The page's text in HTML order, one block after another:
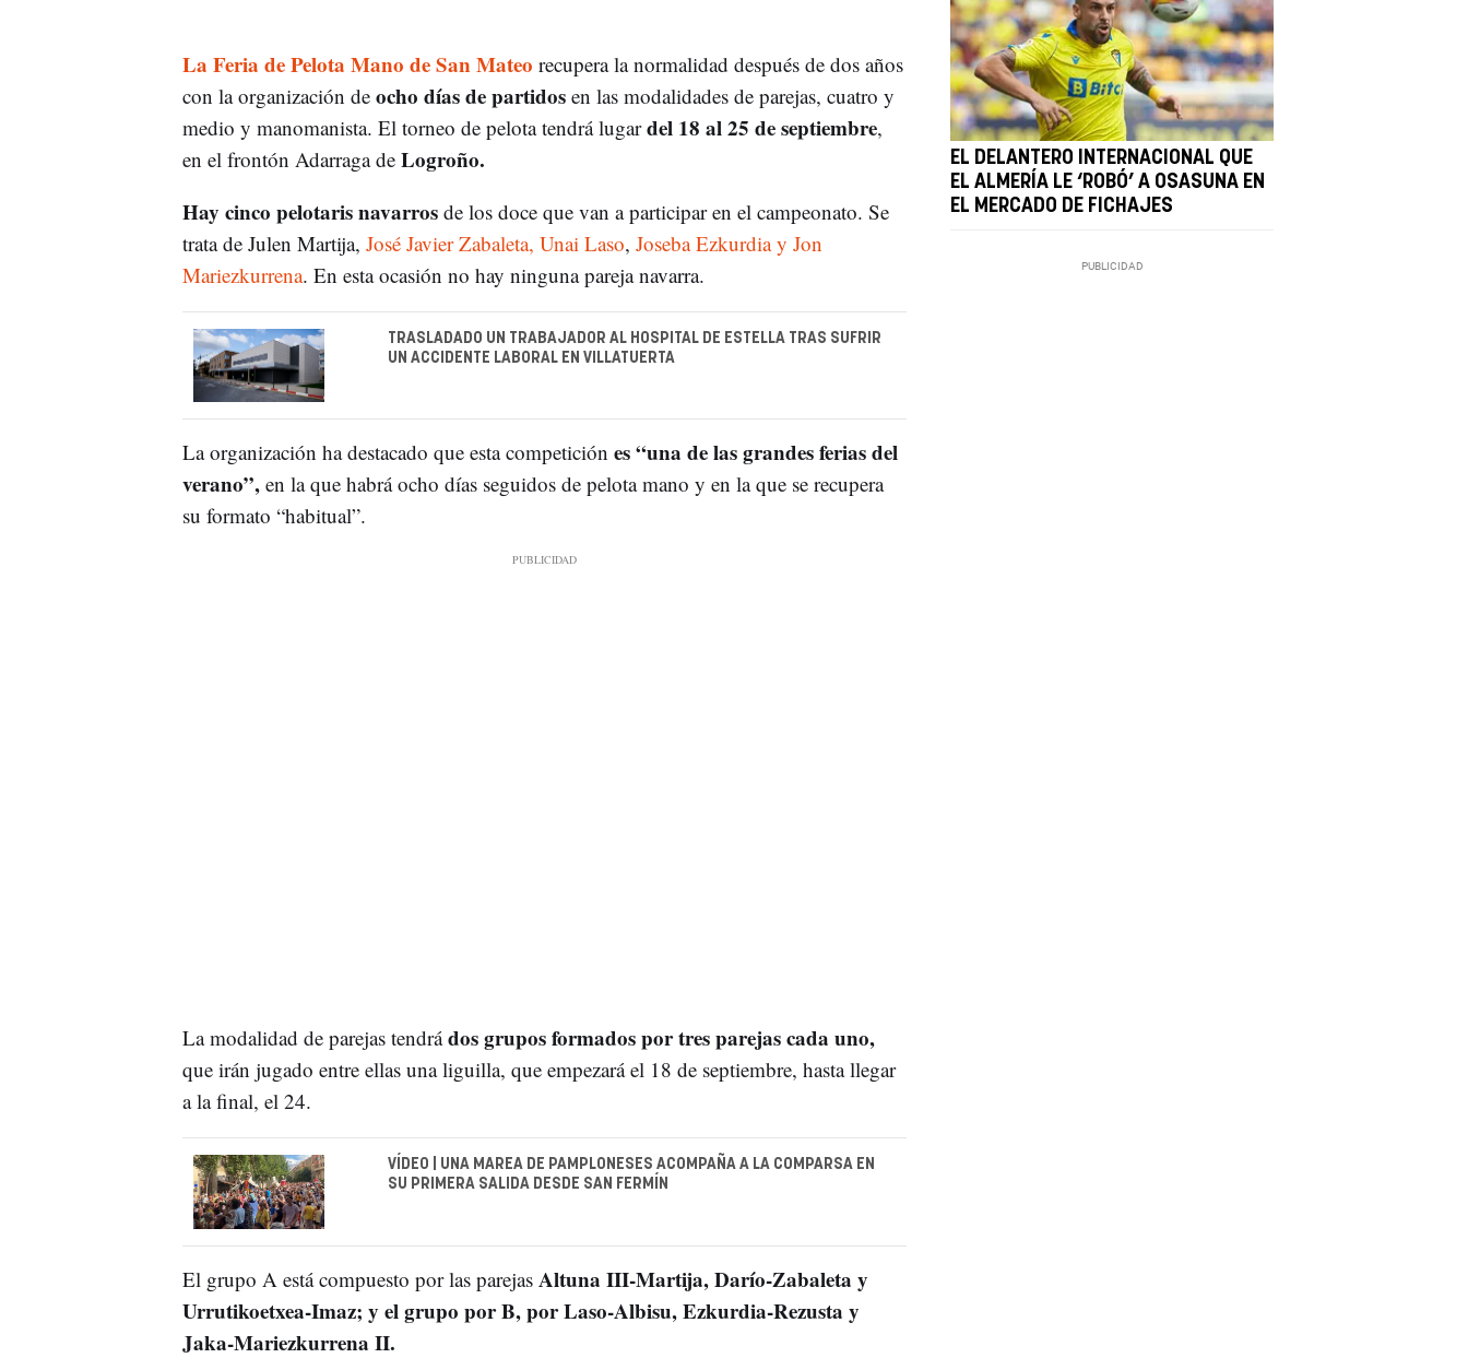
La Feria de Pelota Mano de San Mateo recupera la normalidad después de dos años
con la organización deocho días de partidosen las modalidades de parejas, cuatro y
medio y manomanista. El torneo de pelota tendrá lugardel 18 al 25 de septiembre,
en el frontón Adarraga deLogroño.
Hay cinco pelotaris navarros de los doce que van a participar en el campeonato. Se
trata de Julen Martija, José Javier Zabaleta, Unai Laso, Joseba Ezkurdia y Jon
Mariezkurrena. En esta ocasión no hay ninguna pareja navarra.
TRASLADADO UN TRABAJADOR AL HOSPITAL DE ESTELLA TRAS SUFRIR
UN ACCIDENTE LABORAL EN VILLATUERTA
La organización ha destacado que esta competición es “una de las grandes ferias del
verano”,en la que habrá ocho días seguidos de pelota mano y en la que se recupera
su formato “habitual”.
La modalidad de parejas tendrádos grupos formados por tres parejas cada uno,
que irán jugado entre ellas una liguilla, que empezará el 18 de septiembre, hasta llegar
a la final, el 24.
VÍDEO | UNA MAREA DE PAMPLONESES ACOMPAÑA A LA COMPARSA EN
SU PRIMERA SALIDA DESDE SAN FERMÍN
El grupo A está compuesto por las parejasAltuna III-Martija, Darío-Zabaleta y
Urrutikoetxea-Imaz; y el grupo por B, por Laso-Albisu, Ezkurdia-Rezusta y
Jaka-Mariezkurrena II.
EL DELANTERO INTERNACIONAL QUE
EL ALMERÍA LE ‘ROBÓ’ A OSASUNA EN
EL MERCADO DE FICHAJES